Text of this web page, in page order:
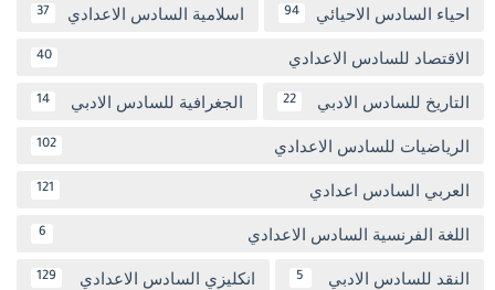
احياء السادس الاحيائي 94 اسلامية السادس الاعدادي 37
الاقتصاد للسادس الاعدادي 40
التاريخ للسادس الادبي 22 الجغرافية للسادس الادبي 14
الرياضيات للسادس الاعدادي 102
العربي السادس اعدادي 121
اللغة الفرنسية السادس الاعدادي 6
النقد للسادس الادبي 5 انكليزي السادس الاعدادي 129